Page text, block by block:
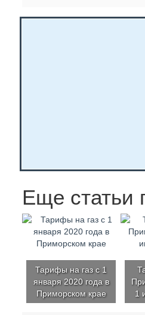
Еще статьи
Тарифы на газ с 1
января 2020 года в
Приморском крае
1